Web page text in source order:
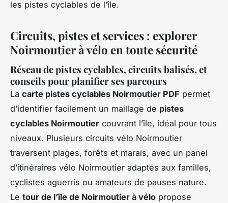
les pistes cyclables de l’île.
Circuits, pistes et services : explorer
Noirmoutier à vélo en toute sécurité
Réseau de pistes cyclables, circuits balisés, et
conseils pour planifier ses parcours
La carte pistes cyclables Noirmoutier PDF permet
d’identifier facilement un maillage de pistes
cyclables Noirmoutier couvrant l’île, idéal pour tous
niveaux. Plusieurs circuits vélo Noirmoutier
traversent plages, forêts et marais, avec un panel
d’itinéraires vélo Noirmoutier adaptés aux familles,
cyclistes aguerris ou amateurs de pauses nature.
Le tour de l’île de Noirmoutier à vélo propose